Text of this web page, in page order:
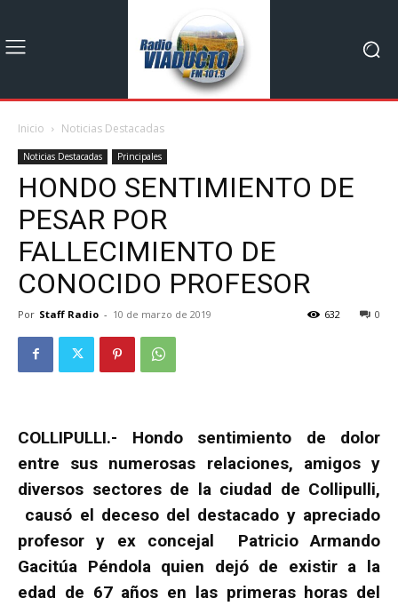
Inicio Noticias Destacadas
Noticias Destacadas Principales
HONDO SENTIMIENTO DE
PESAR POR
FALLECIMIENTO DE
CONOCIDO PROFESOR
Por Staff Radio - 10 de marzo de 2019 0
632
COLLIPULLI.- Hondo sentimiento de dolor
entre sus numerosas relaciones, amigos y
diversos sectores de la ciudad de Collipulli,
causó el deceso del destacado y apreciado
profesor y ex concejal Patricio Armando
Gacitúa Péndola quien dejó de existir a la
edad de 67 años en las primeras horas del